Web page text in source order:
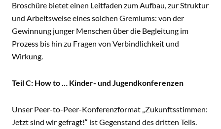
Broschüre bietet einen Leitfaden zum Aufbau, zur Struktur
und Arbeitsweise eines solchen Gremiums: von der
Gewinnung junger Menschen über die Begleitung im
Prozess bis hin zu Fragen von Verbindlichkeit und
Wirkung.
Teil C: How to … Kinder- und Jugendkonferenzen
Unser Peer-to-Peer-Konferenzformat „Zukunftsstimmen:
Jetzt sind wir gefragt!“ ist Gegenstand des dritten Teils.